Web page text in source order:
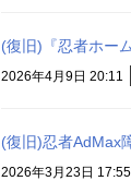
(復旧)『忍者ホー
2026年4月9日 20:11
(復旧)忍者AdMax
2026年3月23日 17:55